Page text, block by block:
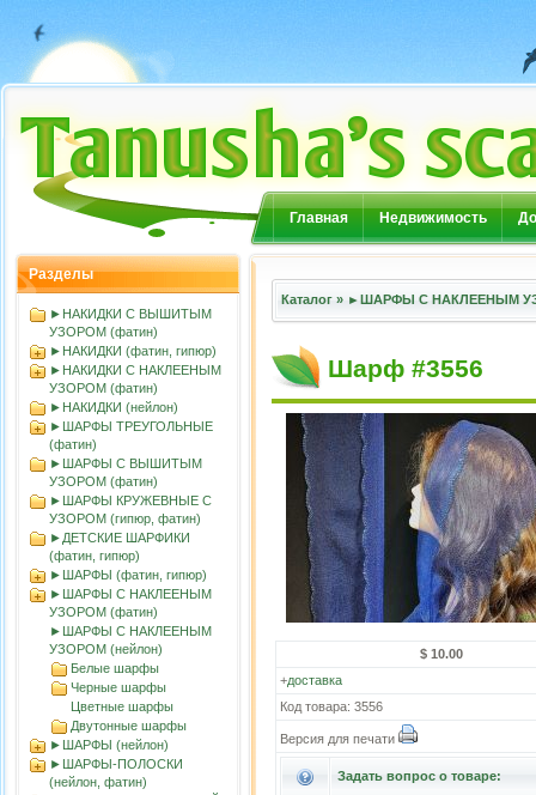
Главная Недвижимость
Разделы
►НАКИДКИ С ВЫШИТЫМ
УЗОРОМ (фатин)
►НАКИДКИ (фатин, гипюр)
►НАКИДКИ С НАКЛЕЕНЫМ
УЗОРОМ (фатин)
►НАКИДКИ (нейлон)
►ШАРФЫ ТРЕУГОЛЬНЫЕ
(фатин)
►ШАРФЫ С ВЫШИТЫМ
УЗОРОМ (фатин)
►ШАРФЫ КРУЖЕВНЫЕ С
УЗОРОМ (гипюр, фатин)
►ДЕТСКИЕ ШАРФИКИ
(фатин, гипюр)
►ШАРФЫ (фатин, гипюр)
►ШАРФЫ С НАКЛЕЕНЫМ
УЗОРОМ (фатин)
►ШАРФЫ С НАКЛЕЕНЫМ
УЗОРОМ (нейлон)
Белые шарфы
Черные шарфы
Цветные шарфы
Двутонные шарфы
►ШАРФЫ (нейлон)
►ШАРФЫ-ПОЛОСКИ
(нейлон, фатин)
Каталог » ►ШАРФЫ С НАКЛЕЕНЫМ
Шарф #3556
$ 10.00
+доставка
Код товара: 3556
Версия для печати
Задать вопрос о товаре: